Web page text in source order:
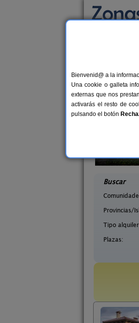
25 €
Buscar
Provincias/
Tipo
Plazas:
Bienvenid@ a la
Una cookie o galleta
externas que nos
activarás el resto de
pulsando el botón